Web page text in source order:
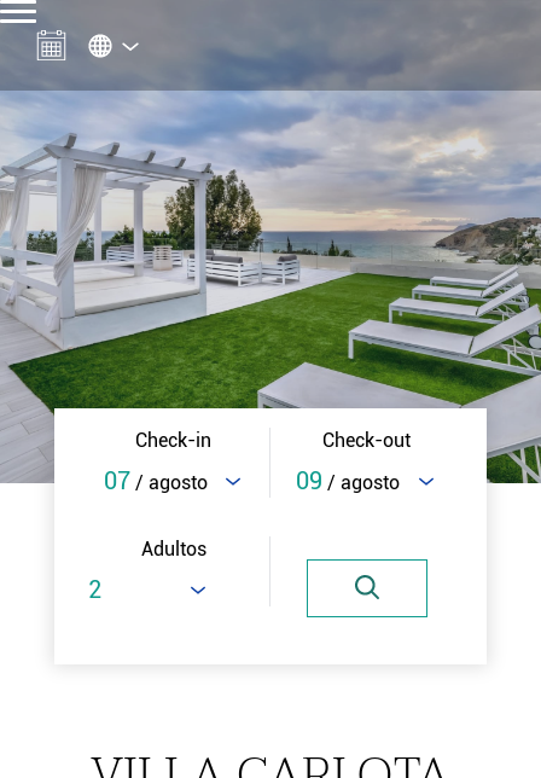
Check-in
07 / agosto
Check-out
09 / agosto
Adultos